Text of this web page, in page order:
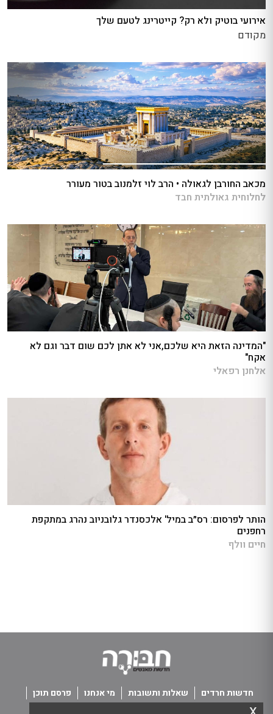
אירועי בוטיק ולא רק? קייטרינג לטעם שלך
מקודם
מכאב החורבן לגאולה • הרב לוי זלמנוב בטור מעורר
לחלוחית גאולתית חבד
"המדינה הזאת היא שלכם,אני לא אתן לכם שום דבר וגם לא
אקח"
אלחנן רפאלי
הותר לפרסום: רס״ב במיל' אלכסנדר גלובניוב נהרג במתקפת
רחפנים
חיים וולף
חדשות חרדים שאלות ותשובות מי אנחנו
פרסם תוכן